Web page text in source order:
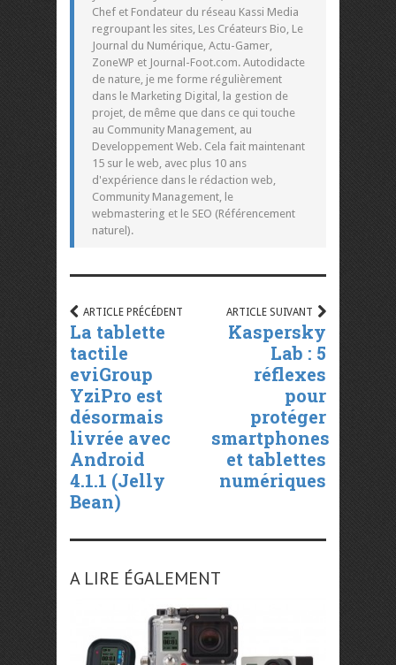
Chef et Fondateur du réseau Kassi Media
regroupant les sites, Les Créateurs Bio, Le
Journal du Numérique, Actu-Gamer,
ZoneWP et Journal-Foot.com. Autodidacte
de nature, je me forme régulièrement
dans le Marketing Digital, la gestion de
projet, de même que dans ce qui touche
au Community Management, au
Developpement Web. Cela fait maintenant
15 sur le web, avec plus 10 ans
d'expérience dans le rédaction web,
Community Management, le
webmastering et le SEO (Référencement
naturel).
ARTICLE PRÉCÉDENT
La tablette
tactile
eviGroup
YziPro est
désormais
livrée avec
Android
4.1.1 (Jelly
Bean)
ARTICLE SUIVANT
Kaspersky
Lab : 5
réflexes
pour
protéger
smartphones
et tablettes
numériques
A LIRE ÉGALEMENT